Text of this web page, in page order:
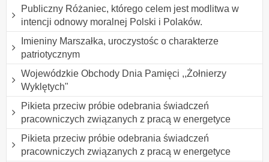
Publiczny Różaniec, którego celem jest modlitwa w
intencji odnowy moralnej Polski i Polaków.
Imieniny Marszałka, uroczystośc o charakterze
patriotycznym
Wojewódzkie Obchody Dnia Pamięci ,,Żołnierzy
Wyklętych"
Pikieta przeciw próbie odebrania świadczeń
pracowniczych związanych z pracą w energetyce
Pikieta przeciw próbie odebrania świadczeń
pracowniczych związanych z pracą w energetyce